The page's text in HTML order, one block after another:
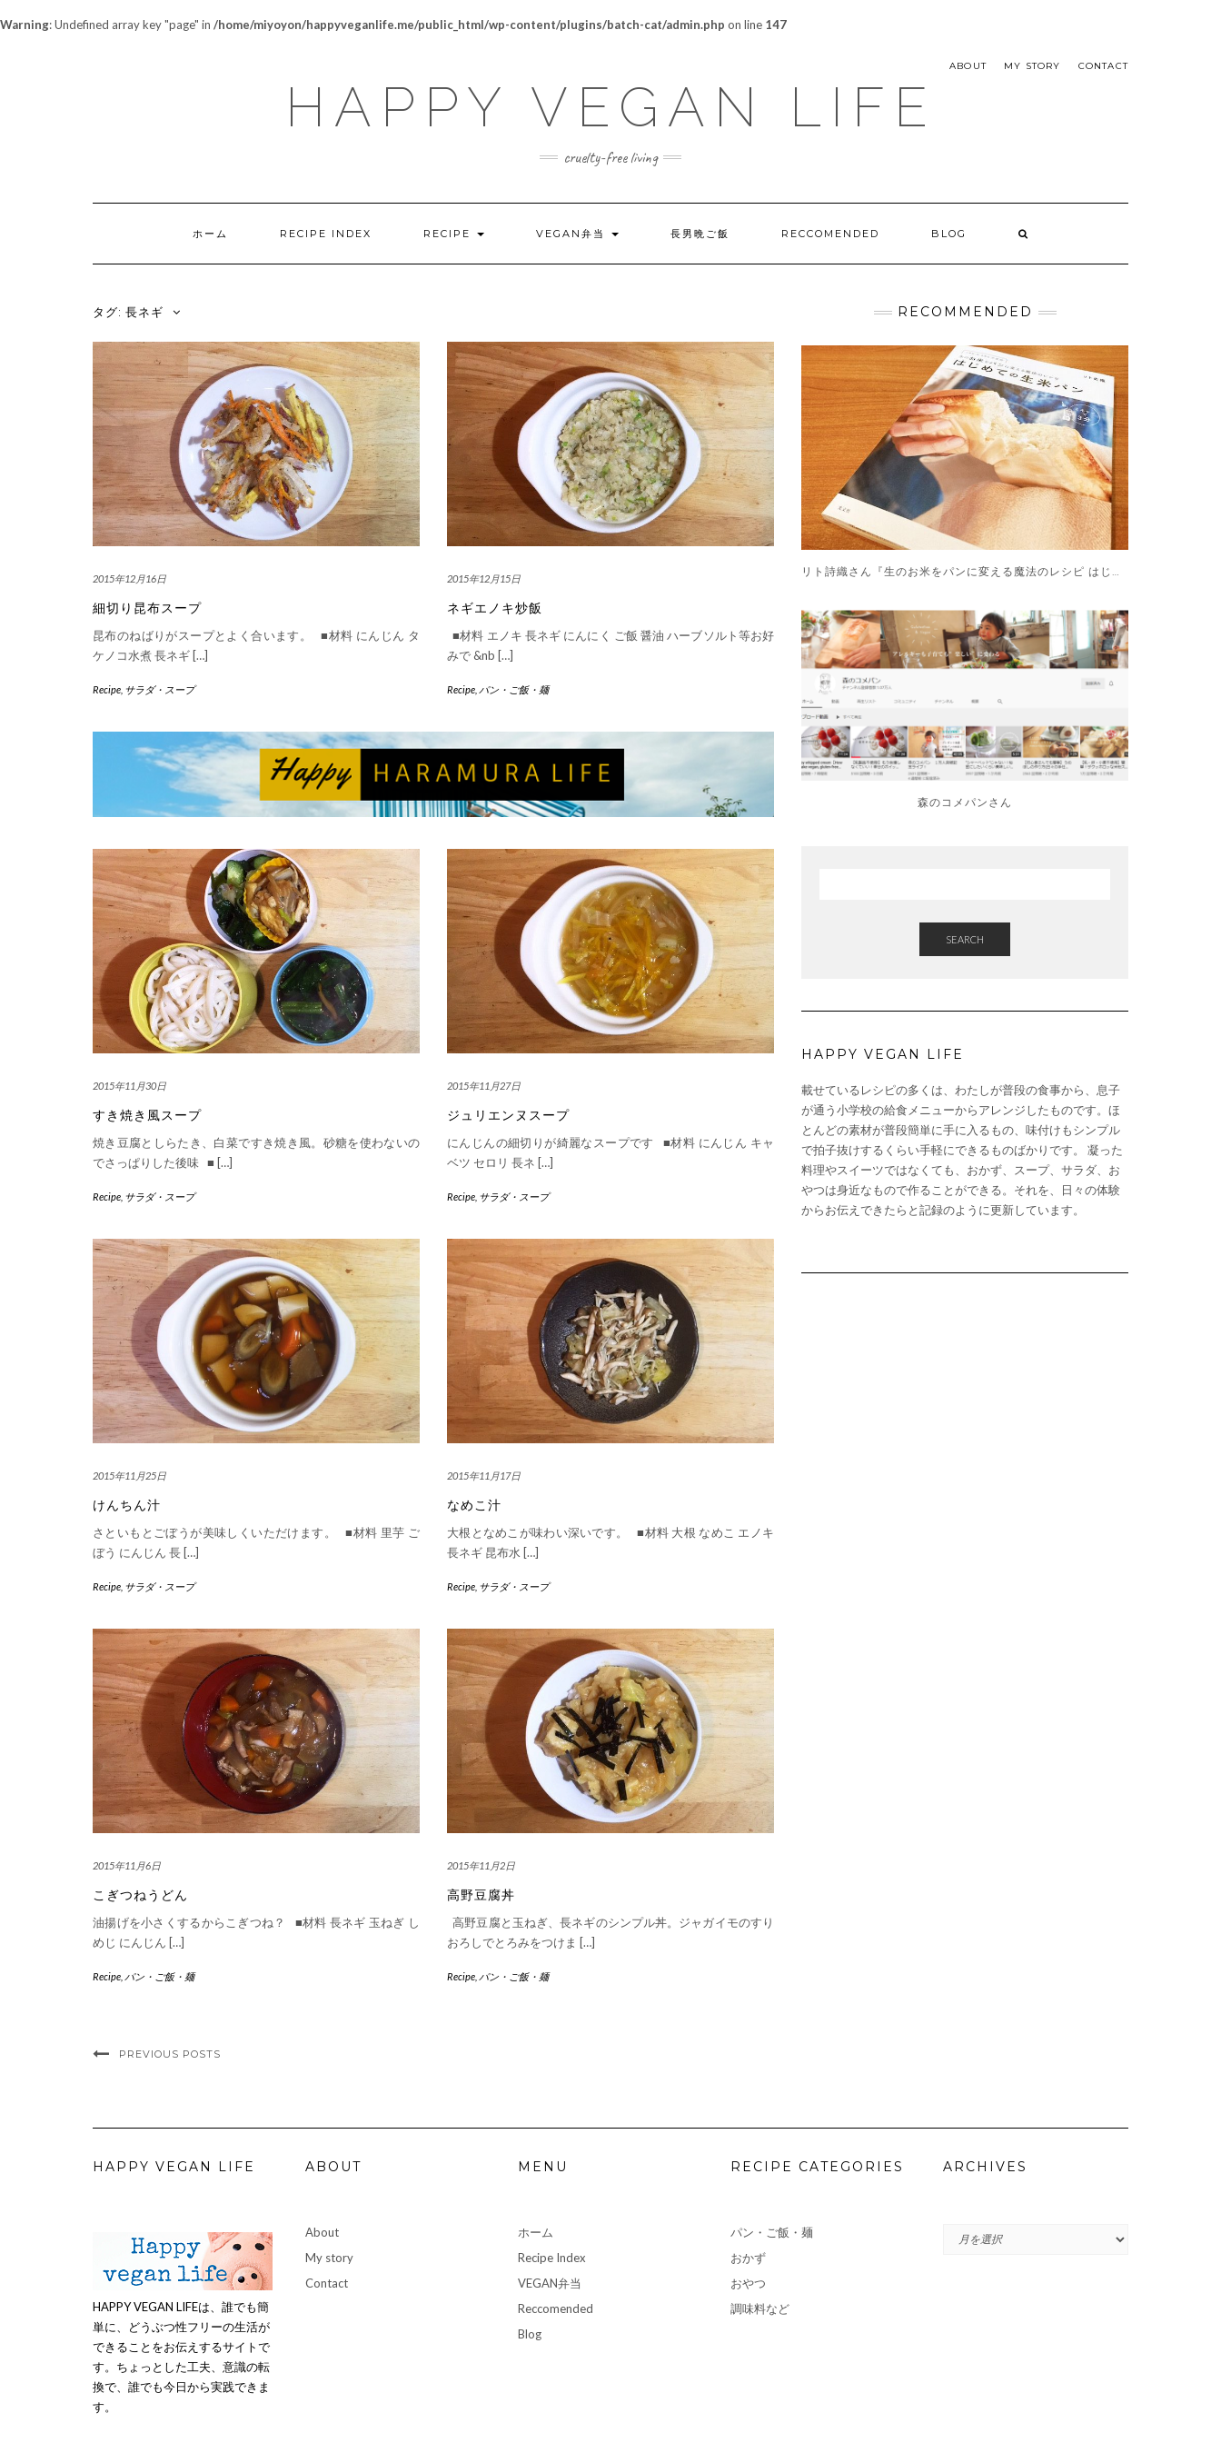
Warning: Undefined array key "page" in /home/miyoyon/happyveganlife.me/public_html/wp-content/plugins/batch-cat/admin.php on line 147
ABOUT MY STORY CONTACT
HAPPY VEGAN LIFE
cruelty-free living
ホーム RECIPE INDEX RECIPE VEGAN弁当 長男晩ご飯 RECCOMENDED BLOG
タグ: 長ネギ
2015年12月16日
細切り昆布スープ
昆布のねばりがスープとよく合います。 ■材料 にんじん タ
ケノコ水煮 長ネギ […]
Recipe サラダ・スープ
2015年12月15日
ネギエノキ炒飯
■材料 エノキ 長ネギ にんにく ご飯 醤油 ハーブソルト等お好
みで &nb […]
Recipe パン・ご飯・麺
2015年11月30日
すき焼き風スープ
焼き豆腐としらたき、白菜ですき焼き風。砂糖を使わないの
でさっぱりした後味 ■ […]
Recipe サラダ・スープ
2015年11月27日
ジュリエンヌスープ
にんじんの細切りが綺麗なスープです ■材料 にんじん キャ
ベツ セロリ 長ネ […]
Recipe サラダ・スープ
2015年11月25日
けんちん汁
さといもとごぼうが美味しくいただけます。 ■材料 里芋 ご
ぼう にんじん 長 […]
Recipe サラダ・スープ
2015年11月17日
なめこ汁
大根となめこが味わい深いです。 ■材料 大根 なめこ エノキ
長ネギ 昆布水 […]
Recipe サラダ・スープ
2015年11月6日
こぎつねうどん
油揚げを小さくするからこぎつね？ ■材料 長ネギ 玉ねぎ し
めじ にんじん […]
Recipe パン・ご飯・麺
2015年11月2日
高野豆腐丼
高野豆腐と玉ねぎ、長ネギのシンプル丼。ジャガイモのすり
おろしでとろみをつけま […]
Recipe パン・ご飯・麺
PREVIOUS POSTS
RECOMMENDED
森のコメパンさん
SEARCH
HAPPY VEGAN LIFE
載せているレシピの多くは、わたしが普段の食事から、息子
が通う小学校の給食メニューからアレンジしたものです。ほ
とんどの素材が普段簡単に手に入るもの、味付けもシンプル
で拍子抜けするくらい手軽にできるものばかりです。 凝った
料理やスイーツではなくても、おかず、スープ、サラダ、お
やつは身近なもので作ることができる。それを、日々の体験
からお伝えできたらと記録のように更新しています。
HAPPY VEGAN LIFE
HAPPY VEGAN LIFEは、誰でも簡
単に、どうぶつ性フリーの生活が
できることをお伝えするサイトで
す。ちょっとした工夫、意識の転
換で、誰でも今日から実践できま
す。
ABOUT
About
My story
Contact
MENU
ホーム
Recipe Index
VEGAN弁当
Reccomended
Blog
RECIPE CATEGORIES
パン・ご飯・麺
おかず
おやつ
調味料など
ARCHIVES
ARCHIVES